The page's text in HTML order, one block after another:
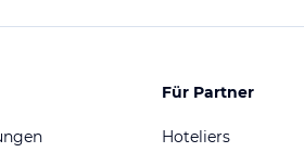
Für Partner
Hoteliers